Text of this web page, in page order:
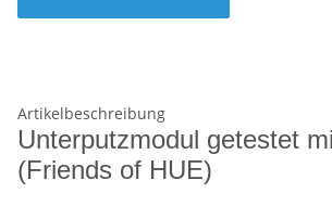
Artikelbeschreibung
Unterputzmodul getestet
(Friends of HUE)